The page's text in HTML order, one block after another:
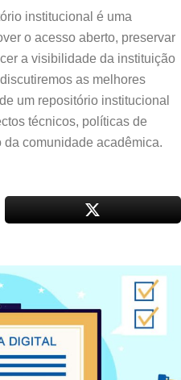
institucional é uma
o acesso aberto, preservar
a visibilidade da instituição
as melhores
um repositório institucional
técnicos, políticas de
comunidade acadêmica.